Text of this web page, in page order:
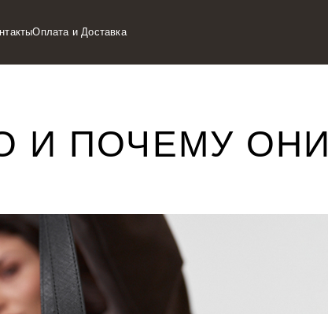
Оплата и Доставка
И ПОЧЕМУ ОНИ